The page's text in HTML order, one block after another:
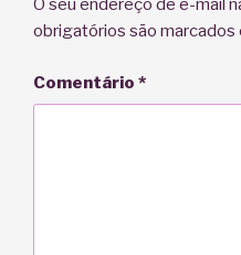
O seu endereço de e-mail
obrigatórios são marcados
Comentário *